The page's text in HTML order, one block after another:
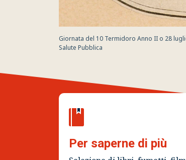
Giornata del 10 Termidoro Anno II o 28
Salute Pubblica
Per saperne di più